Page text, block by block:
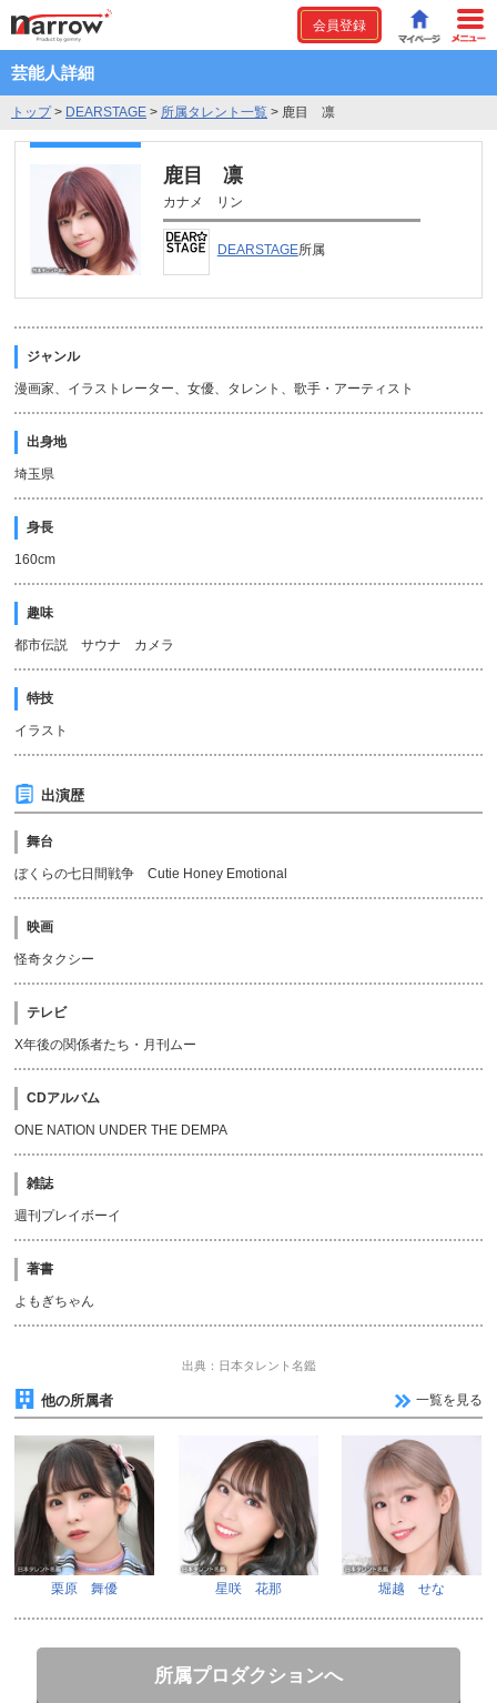
会員登録
芸能人詳細
トップ> DEARSTAGE > 所属タレント一覧 > 鹿目 凛
鹿目 凛
カナメ リン
DEARSTAGE所属
ジャンル
漫画家、イラストレーター、女優、タレント、歌手・アーティスト
出身地
埼玉県
身長
160cm
趣味
都市伝説 サウナ カメラ
特技
イラスト
出演歴
舞台
ぼくらの七日間戦争 Cutie Honey Emotional
映画
怪奇タクシー
テレビ
X年後の関係者たち・月刊ムー
CDアルバム
ONE NATION UNDER THE DEMPA
雑誌
週刊プレイボーイ
著書
よもぎちゃん
出典：日本タレント名鑑
他の所属者 一覧を見る
栗原 舞優 星咲 花那 堀越 せな
所属プロダクションへ